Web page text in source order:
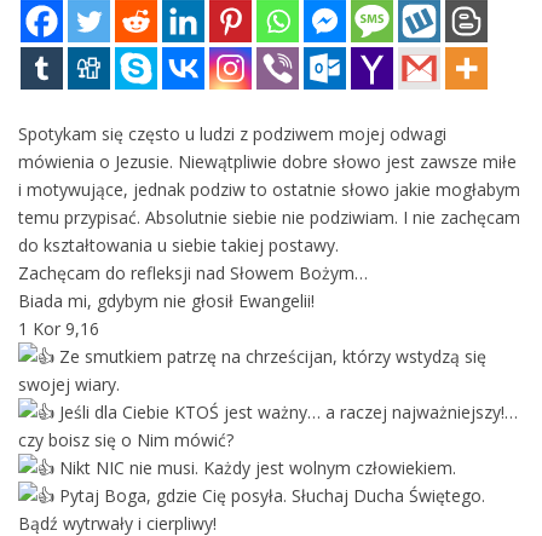
Spotykam się często u ludzi z podziwem mojej odwagi
mówienia o Jezusie. Niewątpliwie dobre słowo jest zawsze miłe
i motywujące, jednak podziw to ostatnie słowo jakie mogłabym
temu przypisać. Absolutnie siebie nie podziwiam. I nie zachęcam
do kształtowania u siebie takiej postawy.
Zachęcam do refleksji nad Słowem Bożym…
Biada mi, gdybym nie głosił Ewangelii!
1 Kor 9,16
Ze smutkiem patrzę na chrześcijan, którzy wstydzą się
swojej wiary.
Jeśli dla Ciebie KTOŚ jest ważny… a raczej najważniejszy!…
czy boisz się o Nim mówić?
Nikt NIC nie musi. Każdy jest wolnym człowiekiem.
Pytaj Boga, gdzie Cię posyła. Słuchaj Ducha Świętego.
Bądź wytrwały i cierpliwy!